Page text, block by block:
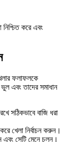
করে এবং
ফলাফলকে
এবং তাদের সমাধান
সঠিকভাবে বাজি ধরা
খেলা নির্বাচন করুন।
এবং সেটি মেনে চলুন।